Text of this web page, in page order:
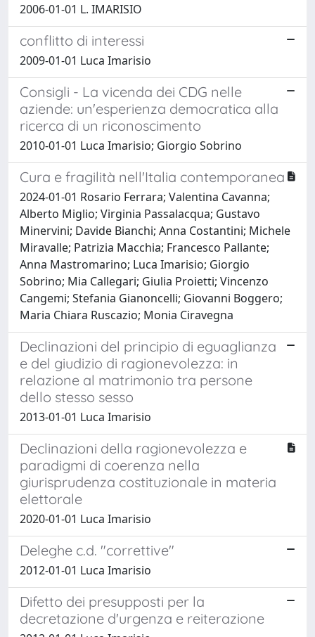
2006-01-01 L. IMARISIO
conflitto di interessi
2009-01-01 Luca Imarisio
Consigli - La vicenda dei CDG nelle
aziende: un'esperienza democratica alla
ricerca di un riconoscimento
2010-01-01 Luca Imarisio; Giorgio Sobrino
Cura e fragilità nell'Italia contemporanea
2024-01-01 Rosario Ferrara; Valentina Cavanna;
Alberto Miglio; Virginia Passalacqua; Gustavo
Minervini; Davide Bianchi; Anna Costantini; Michele
Miravalle; Patrizia Macchia; Francesco Pallante;
Anna Mastromarino; Luca Imarisio; Giorgio
Sobrino; Mia Callegari; Giulia Proietti; Vincenzo
Cangemi; Stefania Gianoncelli; Giovanni Boggero;
Maria Chiara Ruscazio; Monia Ciravegna
Declinazioni del principio di eguaglianza
e del giudizio di ragionevolezza: in
relazione al matrimonio tra persone
dello stesso sesso
2013-01-01 Luca Imarisio
Declinazioni della ragionevolezza e
paradigmi di coerenza nella
giurisprudenza costituzionale in materia
elettorale
2020-01-01 Luca Imarisio
Deleghe c.d. "correttive"
2012-01-01 Luca Imarisio
Difetto dei presupposti per la
decretazione d'urgenza e reiterazione